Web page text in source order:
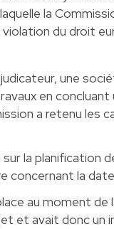
la
du droit
une
en
a retenu les
la planification
concernant la
au moment
et avait donc un